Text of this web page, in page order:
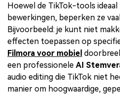
Hoewel de TikTok-tools
bewerkingen, beperken ze
Bijvoorbeeld: je kunt niet
effecten toepassen op
Filmora voor mobiel
een professionele AI
audio editing die TikTok niet
manier om hoogwaardige,